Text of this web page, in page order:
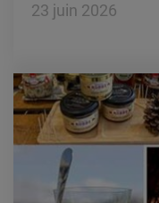
23 juin 2026
Le Gounefay se
son
d'exception,